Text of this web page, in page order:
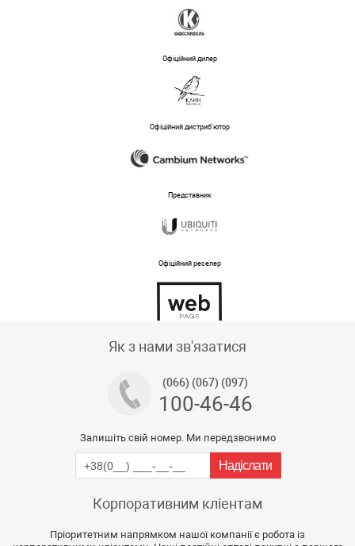
Офіційний дилер
Офіційний дистриб'ютор
Представник
Офіційний реселер
Як з нами зв'язатися
(066) (067) (097)
100-46-46
Залишіть свій номер. Ми передзвонимо
Корпоративним кліентам
Пріоритетним напрямком нашої компанії є робота із